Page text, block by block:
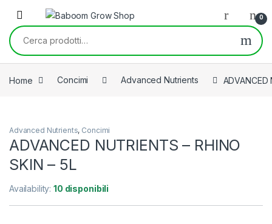
Skip to navigation
Skip to content
0
Cerca:
Home Concimi Advanced Nutrients ADVANCED
Advanced Nutrients, Concimi
ADVANCED NUTRIENTS – RHINO
SKIN – 5L
Availability:10 disponibili